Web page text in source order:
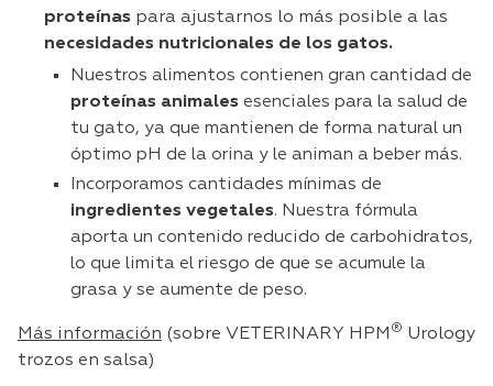
proteínas para ajustarnos lo más posible a las
necesidades nutricionales de los gatos.
Nuestros alimentos contienen gran cantidad de
proteínas animales esenciales para la salud de
tu gato, ya que mantienen de forma natural un
óptimo pH de la orina y le animan a beber más.
Incorporamos cantidades mínimas de
ingredientes vegetales. Nuestra fórmula
aporta un contenido reducido de carbohidratos,
lo que limita el riesgo de que se acumule la
grasa y se aumente de peso.
Más información (sobre VETERINARY HPM ® Urology
trozos en salsa)